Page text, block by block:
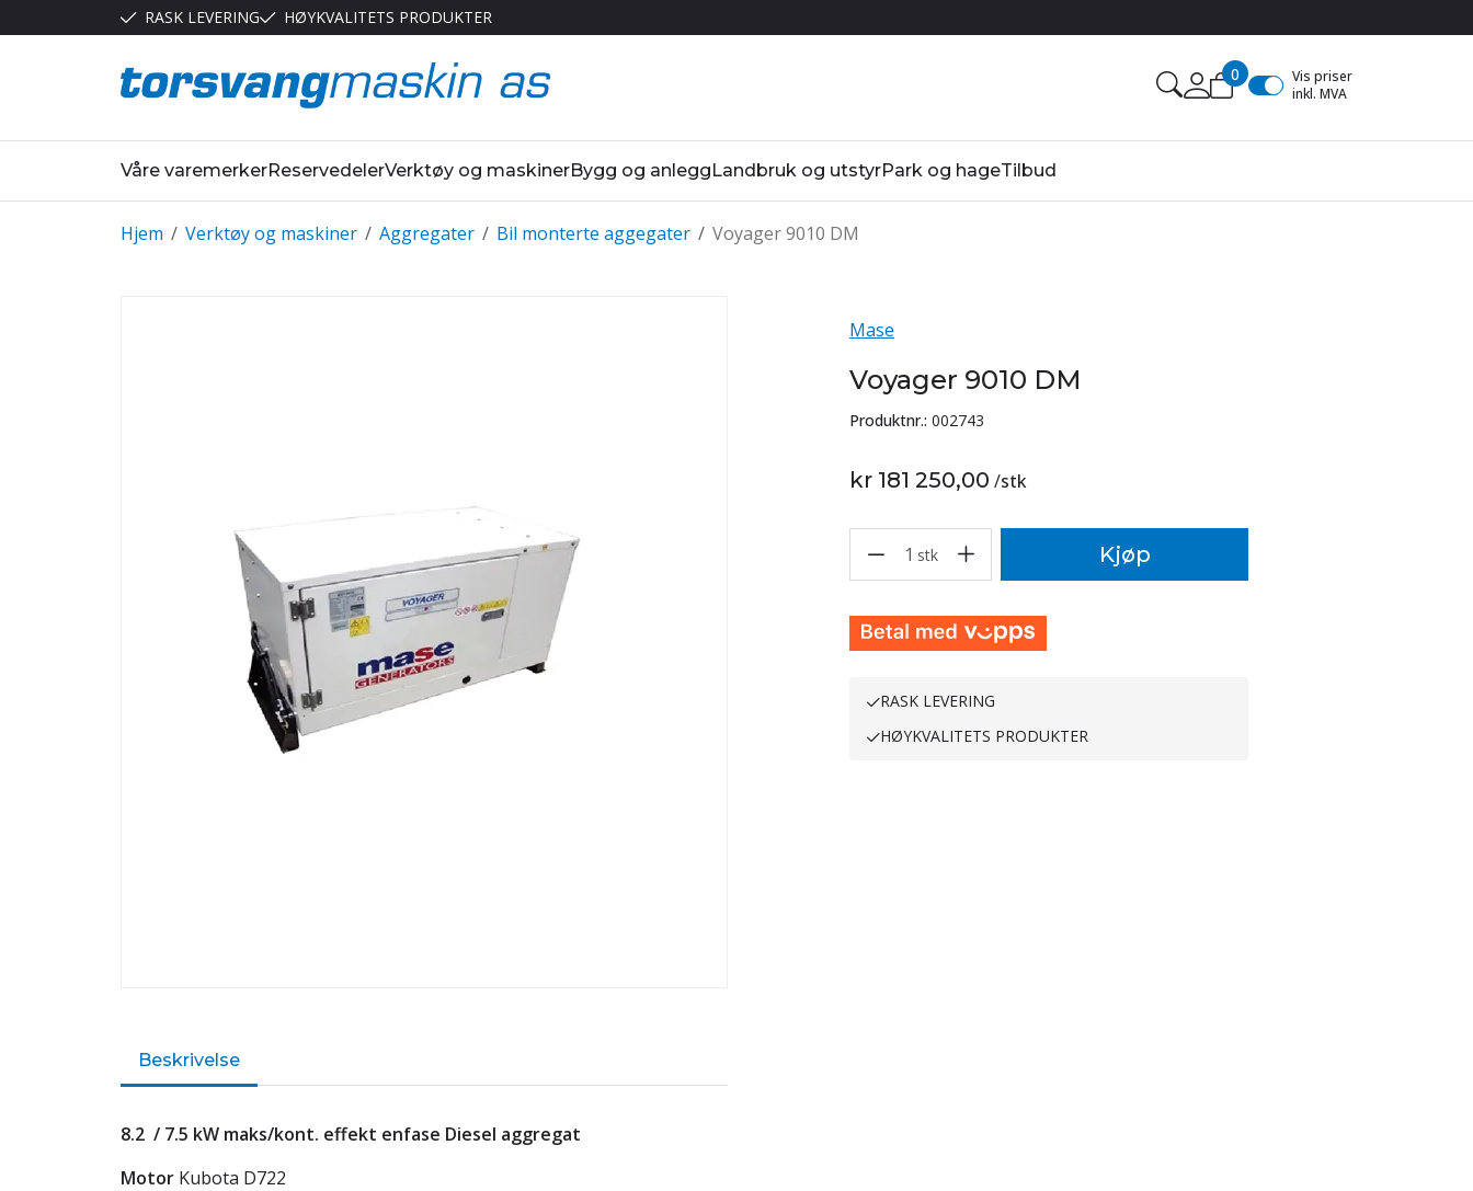
RASK LEVERING HØYKVALITETS PRODUKTER
0
Vis priser
inkl. MVA
Våre varemerkerReservedelerVerktøy og maskinerBygg og anleggLandbruk og utstyrPark og hageTilbud
/
Hjem /
Verktøy og maskiner /
Aggregater /
Bil monterte aggegater Voyager 9010 DM
Mase
Voyager 9010 DM
Produktnr.: 002743
kr 181 250,00 /stk
1 stk Kjøp
RASK LEVERING
HØYKVALITETS PRODUKTER
Beskrivelse
8.2 / 7.5 kW maks/kont. effekt enfase Diesel aggregat
Motor Kubota D722